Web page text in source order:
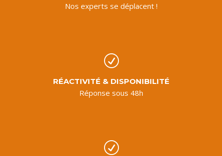
Nos experts se déplacent !
R
RÉACTIVITÉ & DISPONIBILITÉ
Réponse sous 48h
R